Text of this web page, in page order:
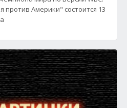
против Америки" состоится 13